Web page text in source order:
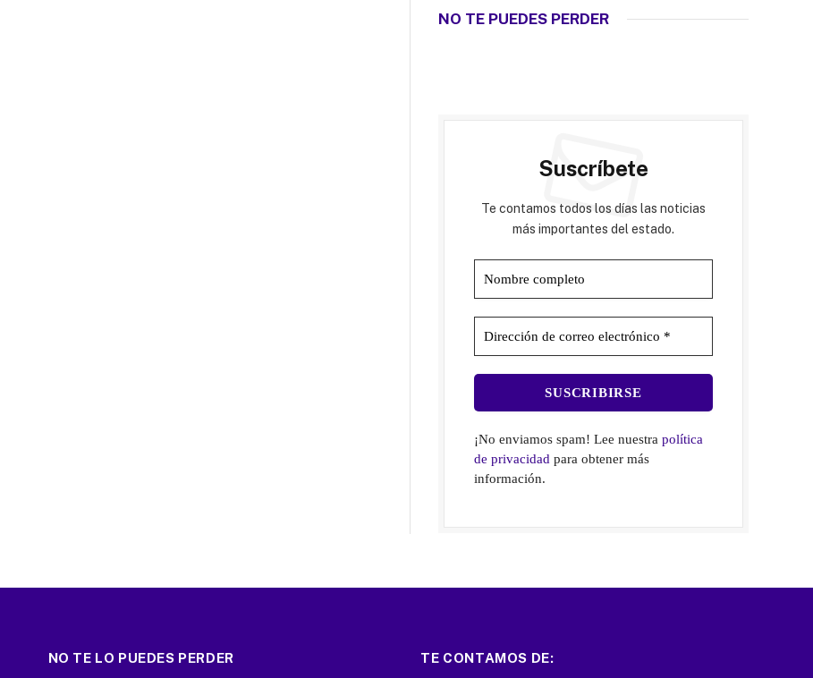
NO TE PUEDES PERDER
Suscríbete
Te contamos todos los días las noticias
más importantes del estado.
¡No enviamos spam! Lee nuestrapolítica
de privacidad para obtener más
información.
NO TE LO PUEDES PERDER TE CONTAMOS DE: